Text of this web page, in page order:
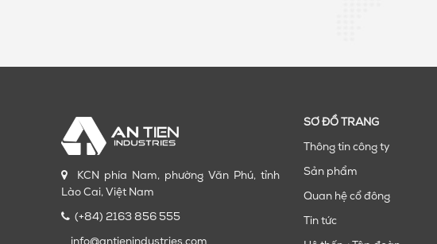
KCN phía Nam, phường Văn Phú, tỉnh
Lào Cai, Việt Nam
(+84) 2163 856 555
SƠ ĐỒ TRANG
Thông tin công ty
Sản phẩm
Quan hệ cổ đông
Tin tức